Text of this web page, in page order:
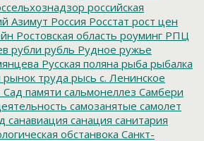
российская
Азимут Россия Росстат рост цен
Ростовская область роуминг РПЦ
рубли рубль Рудное ружье
Русская поляна рыба рыбалка
рынок труда рысь с. Ленинское
Сад памяти сальмонеллез Самбери
самозанятые самолет
санавиация санация санитария
обстанвока Санкт-